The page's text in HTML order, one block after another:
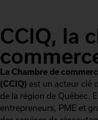
CCIQ, la
La Chambre de
(CCIQ) est un acteur clé
de la région de Québec.
entrepreneurs, PME et